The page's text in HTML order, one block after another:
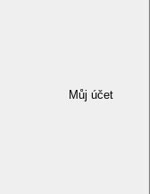
Můj účet